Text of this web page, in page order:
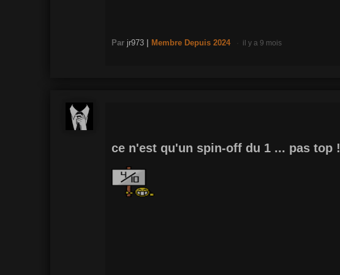
Par jr973 Membre Depuis 2024 il y a 9 mois
ce n'est qu'un spin-off du 1 ... pas top !